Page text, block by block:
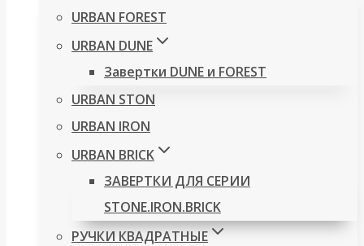
URBAN FOREST
URBAN DUNE
Завертки DUNE и FOREST
URBAN STON
URBAN IRON
URBAN BRICK
ЗАВЕРТКИ ДЛЯ СЕРИИ
STONE.IRON.BRICK
РУЧКИ КВАДРАТНЫЕ